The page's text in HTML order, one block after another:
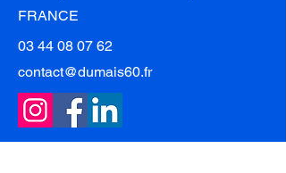
FRANCE
03 44 08 07 62
contact@dumais60.fr